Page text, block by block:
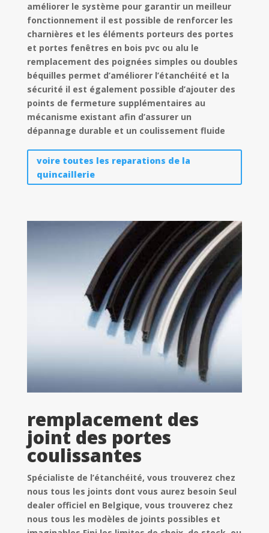
améliorer le système pour garantir un meilleur
fonctionnement il est possible de renforcer les
charnières et les éléments porteurs des portes
et portes fenêtres en bois pvc ou alu le
remplacement des poignées simples ou doubles
béquilles permet d’améliorer l’étanchéité et la
sécurité il est également possible d’ajouter des
points de fermeture supplémentaires au
mécanisme existant afin d’assurer un
dépannage durable et un coulissement fluide
voire toutes les reparations de la
quincaillerie
remplacement des
joint des portes
coulissantes
Spécialiste de l’étanchéité, vous trouverez chez
nous tous les joints dont vous aurez besoin Seul
dealer officiel en Belgique, vous trouverez chez
nous tous les modèles de joints possibles et